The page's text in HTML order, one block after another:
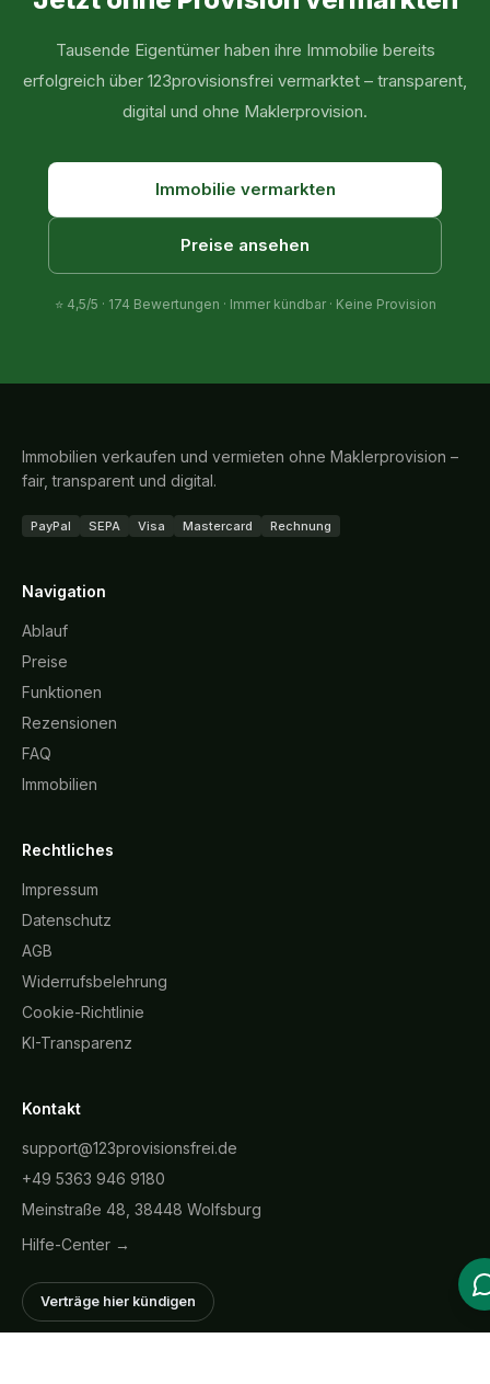
Tausende Eigentümer haben ihre Immobilie bereits
erfolgreich über 123provisionsfrei vermarktet – transparent,
digital und ohne Maklerprovision.
Immobilie vermarkten
Preise ansehen
⭐ 4,5/5 · 174 Bewertungen · Immer kündbar · Keine Provision
Immobilien verkaufen und vermieten ohne Maklerprovision –
fair, transparent und digital.
PayPal SEPA Visa Mastercard Rechnung
Navigation
Ablauf
Preise
Funktionen
Rezensionen
FAQ
Immobilien
Rechtliches
Impressum
Datenschutz
AGB
Widerrufsbelehrung
Cookie-Richtlinie
KI-Transparenz
Kontakt
support@123provisionsfrei.de
+49 5363 946 9180
Meinstraße 48, 38448 Wolfsburg
Hilfe-Center →
Verträge hier kündigen